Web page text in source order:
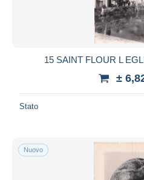
15 SAINT FLOUR L
±
Stato
Nuovo